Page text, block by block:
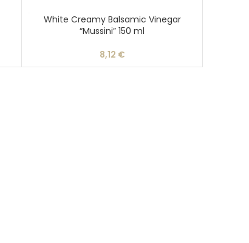
White Creamy Balsamic Vinegar
“Mussini” 150 ml
8,12 €